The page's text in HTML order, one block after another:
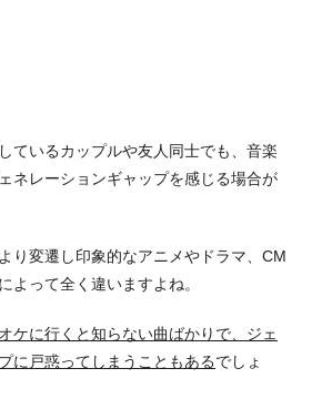
ているカップルや友人同士でも、音楽
ネレーションギャップを感じる場合が
り変遷し印象的なアニメやドラマ、CM
よって全く違いますよね。
ケに行くと知らない曲ばかりで、ジェ
に戸惑ってしまうこともあるでしょ